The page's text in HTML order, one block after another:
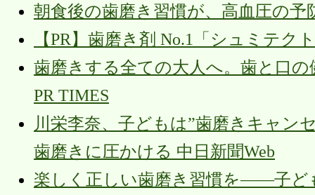
朝食後の歯磨き習慣が、高血圧の
【PR】歯磨き剤 No.1「シュミテ
歯磨きする全ての大人へ。歯と口
PR TIMES
川栄李奈、子どもは”歯磨きキャン
歯磨きに圧かける 中日新聞Web
楽しく正しい歯磨き習慣を――子ど